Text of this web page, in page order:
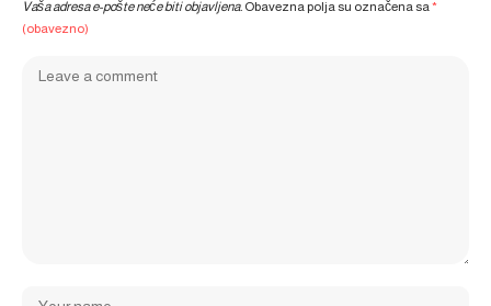
Vaša adresa e-pošte neće biti objavljena. Obavezna polja su označena sa*
(obavezno)